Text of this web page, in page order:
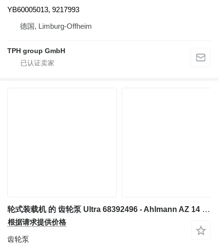
YB60005013, 9217993
德国, Limburg-Offheim
TPH group GmbH
轮式装载机 的 齿轮泵 Ultra 68392496 - Ahlmann AZ 14 - Gearpump
根据请求提供价格
齿轮泵